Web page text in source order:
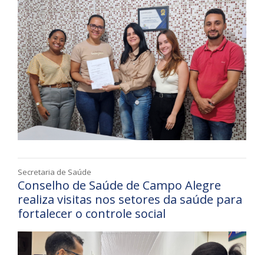
Secretaria de Saúde
Conselho de Saúde de Campo Alegre
realiza visitas nos setores da saúde para
fortalecer o controle social